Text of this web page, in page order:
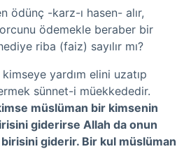
ödünç -karz-ı hasen- alır,
ödemekle beraber bir
riba (faiz) sayılır mı?
yardım elini uzatıp
sünnet-i müekkededir.
müslüman bir kimsenin
giderirse Allah da onun
birisini giderir. Bir kul müslüman